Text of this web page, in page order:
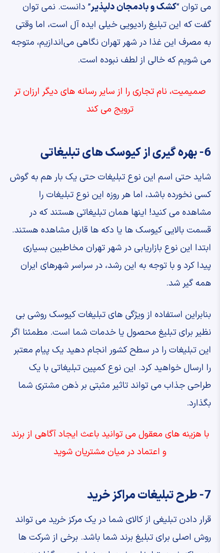
می توان “کشک و بادمجان دلپذیر” دانست. نمی توان
گفت که این تبلیغ رادیویی خیلی ایده آل است، اما وقتی
به مصرف این غذا در شهر تهران نگاهی می‌اندازیم، متوجه
می شویم که خالی از لطف نبوده است.
صمیمیت، نام تجاری را از سایر رسانه های دیگر ارزان تر
ترویج می کند
6- بهره گیری از کیوسک های تبلیغاتی
شاید حتی اسم این نوع تبلیغات حتی یک بار هم به گوش
کسی نخورده باشد، اما هر روزه این نوع تبلیغات را
مشاهده می کنید! اینها همان تبلیغاتی هستند که در
قسمت بالایی کیوسک ها یا دکه ها قابل مشاهده هستند.
ابتدا این نوع بازاریابی در شهر تهران مخاطبین بسیاری
پیدا کرد و با توجه به این رشد، در سراسر شهرهای ایران
همه گیر شد.
بنابراین استفاده از ویژگی های تبلیغات کیوسک روشی بی
نظیر برای تبلیغ محصول یا خدمات شما است. مطمئنا اگر
این تبلیغات را در سطح کشور انجام دهید یک پیام معتبر
را ارسال خواهید کرد. این نوع کمپین تبلیغاتی با یک
طراحی جذاب می تواند تاثیر مثبتی بر ذهن مشتری شما
بگذارد.
با هزینه های معقول می توانید باعث ایجاد آگاهی از برند
و اعتماد در میان مشتریان شوید
7- طرح تبلیغات مراکز خرید
قرار دادن تبلیغی از کالای شما در یک مرکز خرید می تواند
روش اصلی برای تبلیغ برند شما باشد. برخی از شرکت ها